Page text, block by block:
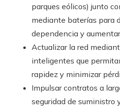
parques eólicos) junto
mediante baterías para
dependencia y
Actualizar la red
inteligentes que
rapidez y minimizar
Impulsar contratos a
seguridad de